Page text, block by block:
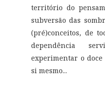
território do
subversão das
(pré)conceitos, de
dependência
experimentar o
si mesmo...